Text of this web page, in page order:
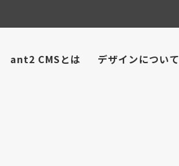
ant2 CMSとは デザインについて